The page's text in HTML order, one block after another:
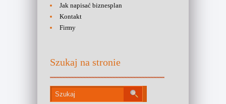
Jak napisać biznesplan
Kontakt
Firmy
Szukaj na stronie